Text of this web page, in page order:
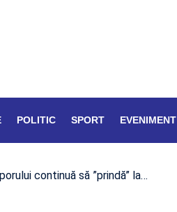
POLITIC SPORT EVENIMENT
continuă să ”prindă” la…